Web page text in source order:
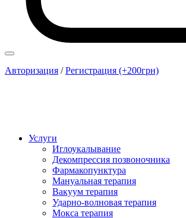
Авторизация /Регистрация (+200грн)
Услуги
Иглоукалывание
Декомпрессия позвоночника
Фармакопунктура
Мануальная терапия
Вакуум терапия
Ударно-волновая терапия
Мокса терапия